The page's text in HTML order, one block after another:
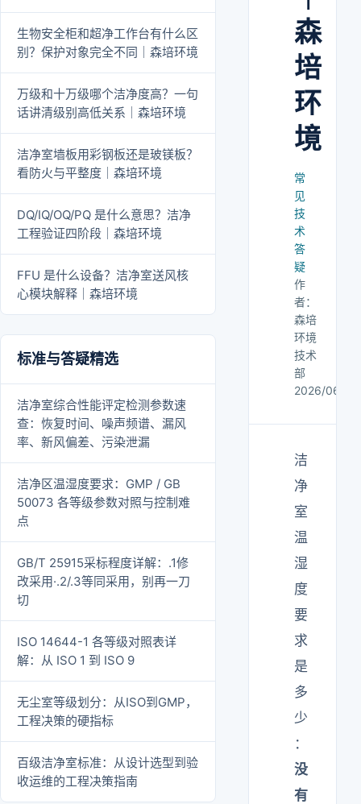
生物安全柜和超净工作台有什么区
别？保护对象完全不同｜森培环境
万级和十万级哪个洁净度高？一句
话讲清级别高低关系｜森培环境
洁净室墙板用彩钢板还是玻镁板？
看防火与平整度｜森培环境
DQ/IQ/OQ/PQ 是什么意思？洁净
工程验证四阶段｜森培环境
FFU 是什么设备？洁净室送风核
心模块解释｜森培环境
标准与答疑精选
洁净室综合性能评定检测参数速
查：恢复时间、噪声频谱、漏风
率、新风偏差、污染泄漏
洁净区温湿度要求：GMP / GB
50073 各等级参数对照与控制难
点
GB/T 25915采标程度详解：.1修
改采用·.2/.3等同采用，别再一刀
切
ISO 14644-1 各等级对照表详
解：从 ISO 1 到 ISO 9
无尘室等级划分：从ISO到GMP，
工程决策的硬指标
百级洁净室标准：从设计选型到验
收运维的工程决策指南
森
培
环
境
常
见
技
术
答
疑
作
者：
森培
环境
技术
部
2026/06/28
洁
净
室
温
湿
度
要
求
是
多
少
：
没
有